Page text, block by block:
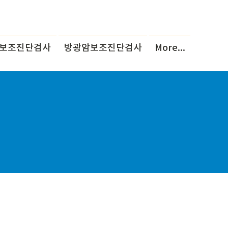
조진단검사 방광암보조진단검사 More...